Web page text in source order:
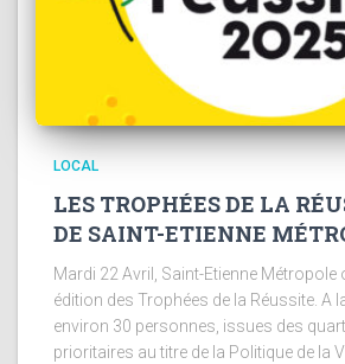
LOCAL
LES TROPHÉES DE LA
DE SAINT-ETIENNE
Mardi 22 Avril, Saint-Etienne Métropole
édition des Trophées de la Réussite. A
environ 30 personnes, issues des
prioritaires au titre de la Politique de la